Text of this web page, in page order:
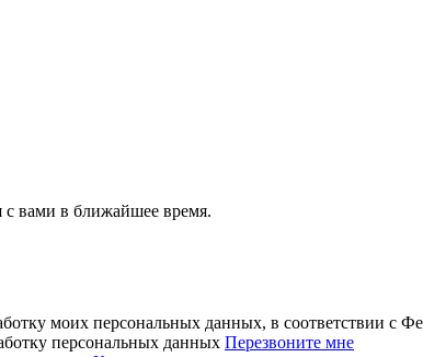
вами в ближайшее время.
моих персональных данных, в соответствии
персональных данных Перезвоните мне